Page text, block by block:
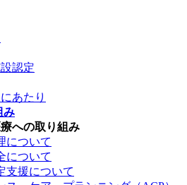
認定
あたり
み
への取り組み
について
について
支援について